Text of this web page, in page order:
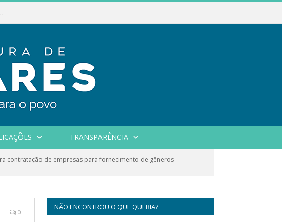
oficina aos servidores
TRANSPARÊNCIA
contratação de empresas para fornecimento de gêneros
0
NÃO ENCONTROU O QUE QUERIA?